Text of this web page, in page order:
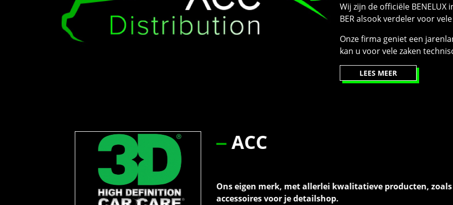
Wij zijn de officiële
BER alsook verdeler voor
Onze firma geniet een
kan u voor vele zaken
LEES MEER
ACC
Ons eigen merk, met allerlei kwalitatieve producten, zoals polijstpads, reinigers en
accessoires voor je detailshop.